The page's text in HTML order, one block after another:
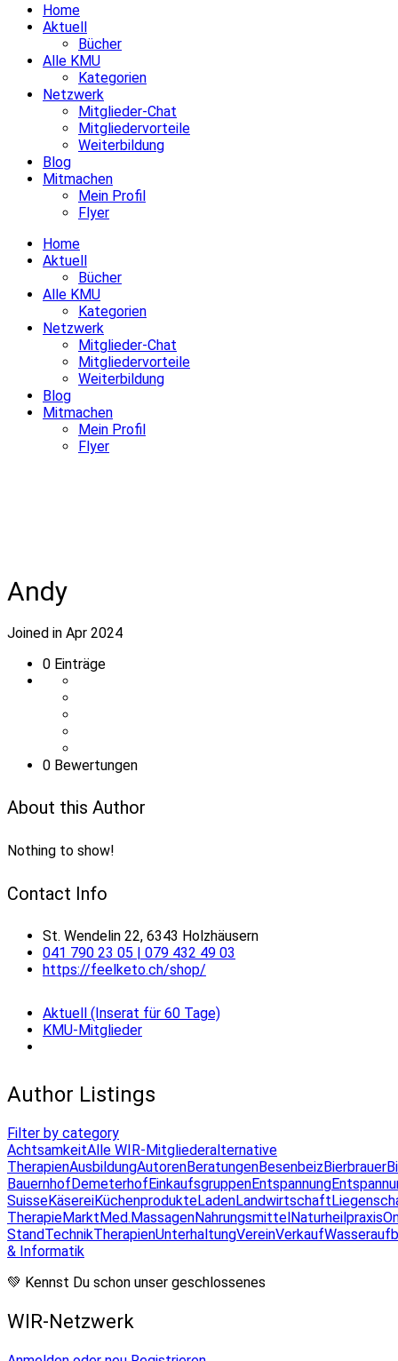
Home
Aktuell
Bücher
Alle KMU
Kategorien
Netzwerk
Mitglieder-Chat
Mitgliedervorteile
Weiterbildung
Blog
Mitmachen
Mein Profil
Flyer
Home
Aktuell
Bücher
Alle KMU
Kategorien
Netzwerk
Mitglieder-Chat
Mitgliedervorteile
Weiterbildung
Blog
Mitmachen
Mein Profil
Flyer
Andy
Joined in Apr 2024
0 Einträge
0 Bewertungen
About this Author
Nothing to show!
Contact Info
St. Wendelin 22, 6343 Holzhäusern
041 790 23 05 | 079 432 49 03
https://feelketo.ch/shop/
Aktuell (Inserat für 60 Tage)
KMU-Mitglieder
Author Listings
Filter by category
AchtsamkeitAlle WIR-Mitgliederalternative
TherapienAusbildungAutorenBeratungenBesenbeizBierbrauer
BauernhofDemeterhofEinkaufsgruppenEntspannung
SuisseKäsereiKüchenprodukteLadenLandwirtschaft
TherapieMarktMed.MassagenNahrungsmittelNaturheilpraxis
StandTechnikTherapienUnterhaltungVereinVerkauf
& Informatik
💚 Kennst Du schon unser geschlossenes
WIR-Netzwerk